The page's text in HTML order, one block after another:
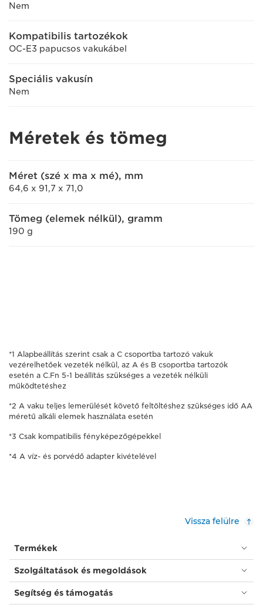
Nem
Kompatibilis tartozékok
OC-E3 papucsos vakukábel
Speciális vakusín
Nem
Méretek és tömeg
Méret (szé x ma x mé), mm
64,6 x 91,7 x 71,0
Tömeg (elemek nélkül), gramm
190 g
*1 Alapbeállítás szerint csak a C csoportba tartozó vakuk
vezérelhetőek vezeték nélkül, az A és B csoportba tartozók
esetén a C.Fn 5-1 beállítás szükséges a vezeték nélküli
működtetéshez
*2 A vaku teljes lemerülését követő feltöltéshez szükséges idő AA
méretű alkáli elemek használata esetén
*3 Csak kompatibilis fényképezőgépekkel
*4 A víz- és porvédő adapter kivételével
Vissza felülre
Termékek
Szolgáltatások és megoldások
Segítség és támogatás